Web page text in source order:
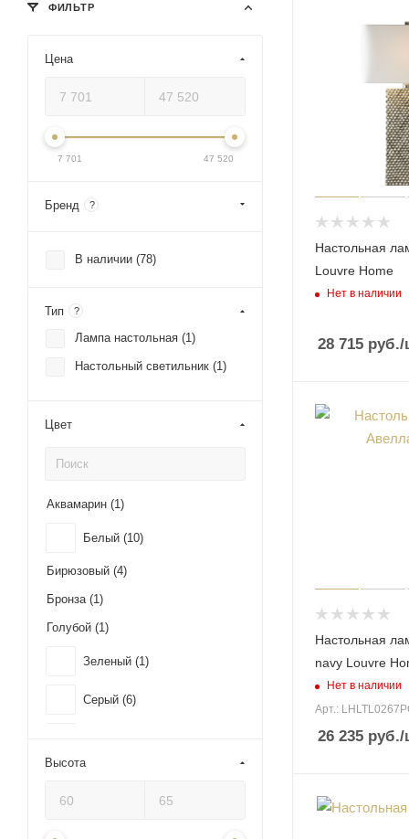
Настольная
Louvre Home
Нет в наличии
28 715 руб./
Настольная
navy Louvre
Нет в наличии
Арт.:
26 235 руб./
ФИЛЬТР
Цена
7 701 47 520
Бренд ?
В наличии (78)
Тип ?
Лампа настольная (1)
Настольный светильник (1)
Цвет
Аквамарин (1)
Белый (10)
Бирюзовый (4)
Бронза (1)
Голубой (1)
Зеленый (1)
Серый (6)
Бежевый/Черный (
Высота